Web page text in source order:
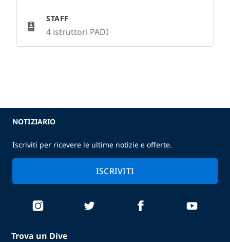
STAFF
4 istruttori PADI
Trova un Dive
NOTIZIARIO
Iscriviti per ricevere le ultime notizie e offerte.
ISCRIVITI